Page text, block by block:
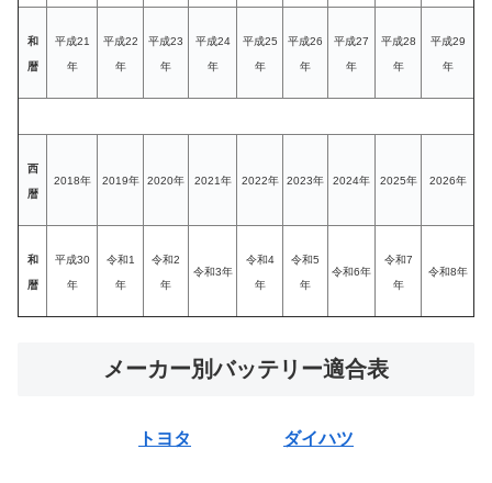
和
暦
平成21
年
平成22
年
平成23
年
平成24
年
平成25
年
平成26
年
平成27
年
平成28
年
平成29
年
西
暦
2018年 2019年 2020年 2021年 2022年 2023年 2024年 2025年 2026年
和
暦
平成30
年
令和1
年
令和2
年
令和3年
令和4
年
令和5
年
令和6年
令和7
年
令和8年
メーカー別バッテリー適合表
トヨタ ダイハツ